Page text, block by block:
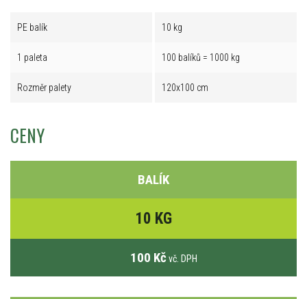
PE balík 10 kg
1 paleta 100 balíků = 1000 kg
Rozměr palety 120x100 cm
CENY
BALÍK
10 KG
100 Kč vč. DPH